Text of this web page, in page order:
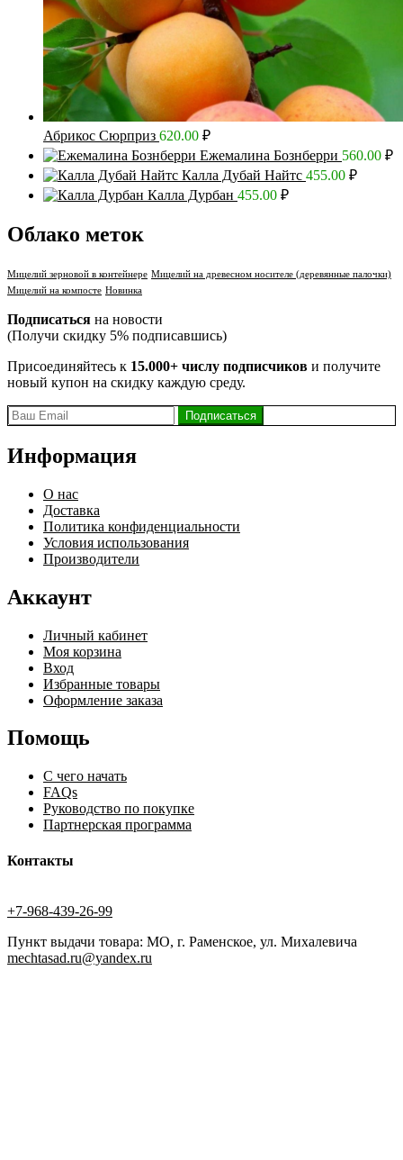
Абрикос Сюрприз 620.00 ₽
Ежемалина Бознберри 560.00 ₽
Калла Дубай Найтс 455.00 ₽
Калла Дурбан 455.00 ₽
Облако меток
Мицелий зерновой в контейнере Мицелий на древесном носителе (деревянные палочки)
Мицелий на компосте Новинка
Подписаться на новости
(Получи скидку 5% подписавшись)
Присоединяйтесь к 15.000+ числу подписчиков и получите
новый купон на скидку каждую среду.
Информация
О нас
Доставка
Политика конфиденциальности
Условия использования
Производители
Аккаунт
Личный кабинет
Моя корзина
Вход
Избранные товары
Оформление заказа
Помощь
С чего начать
FAQs
Руководство по покупке
Партнерская программа
Контакты
+7-968-439-26-99
Пункт выдачи товара: МО, г. Раменское, ул. Михалевича
mechtasad.ru@yandex.ru